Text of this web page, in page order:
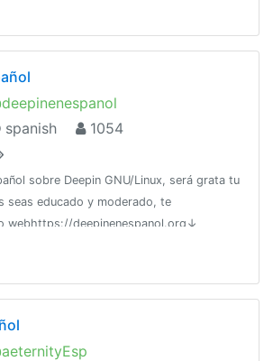
spanish
1054
sobre Deepin GNU/Linux, será grata tu
seas educado y moderado, te
webhttps://deepinenespanol.org↓
telegram